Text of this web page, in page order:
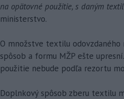
na opätovné použitie, s daným
ministerstvo.
O množstve textilu
spôsob a formu MŽP ešte
použitie nebude podľa rezortu
Doplnkový spôsob zberu textilu